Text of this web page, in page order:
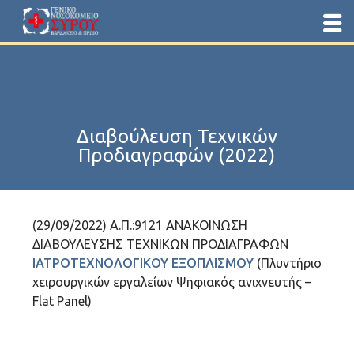
Διαβούλευση Τεχνικών
Προδιαγραφών (2022)
(29/09/2022) Α.Π.:9121 ΑΝΑΚΟΙΝΩΣΗ
ΔΙΑΒΟΥΛΕΥΣΗΣ ΤΕΧΝΙΚΩΝ ΠΡΟΔΙΑΓΡΑΦΩΝ
ΙΑΤΡΟΤΕΧΝΟΛΟΓΙΚΟΥ ΕΞΟΠΛΙΣΜΟΥ (Πλυντήριο
χειρουργικών εργαλείων Ψηφιακός ανιχνευτής –
Flat Panel)